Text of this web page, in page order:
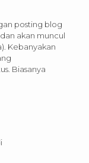
posting blog
akan muncul
Kebanyakan
Biasanya